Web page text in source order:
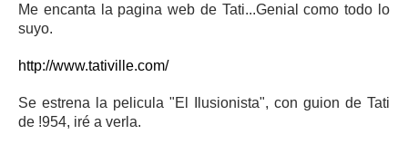
Me encanta la pagina web de Tati...Genial como todo lo
suyo.
http://www.tativille.com/
Se estrena la pelicula "El Ilusionista", con guion de Tati
de !954, iré a verla.